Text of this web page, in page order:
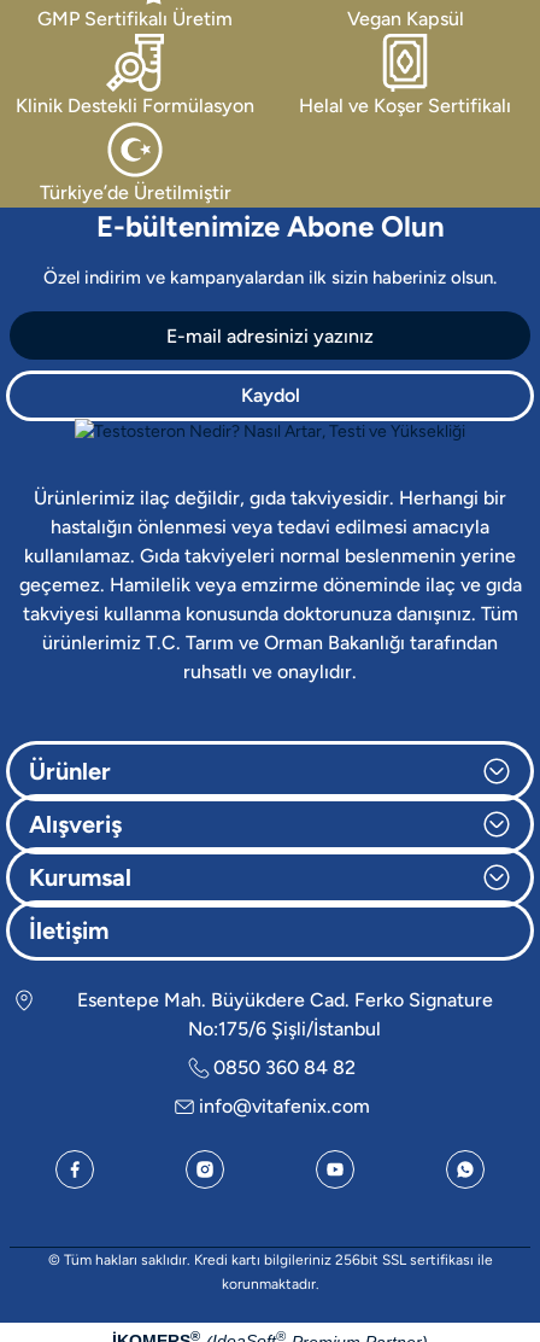
GMP Sertifikalı Üretim Vegan Kapsül
Klinik Destekli Formülasyon Helal ve Koşer Sertifikalı
Türkiye’de Üretilmiştir
E-bültenimize Abone Olun
Özel indirim ve kampanyalardan ilk sizin haberiniz olsun.
Kaydol
Ürünlerimiz ilaç değildir, gıda takviyesidir. Herhangi bir
hastalığın önlenmesi veya tedavi edilmesi amacıyla
kullanılamaz. Gıda takviyeleri normal beslenmenin yerine
geçemez. Hamilelik veya emzirme döneminde ilaç ve gıda
takviyesi kullanma konusunda doktorunuza danışınız. Tüm
ürünlerimiz T.C. Tarım ve Orman Bakanlığı tarafından
ruhsatlı ve onaylıdır.
Ürünler
Alışveriş
Kurumsal
İletişim
Esentepe Mah. Büyükdere Cad. Ferko Signature
No:175/6 Şişli/İstanbul
0850 360 84 82
info@vitafenix.com
© Tüm hakları saklıdır. Kredi kartı bilgileriniz 256bit SSL sertifikası ile
korunmaktadır.
® ®